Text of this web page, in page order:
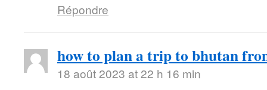
Répondre
how to plan a trip to bhutan
18 août 2023 at 22 h 16 min